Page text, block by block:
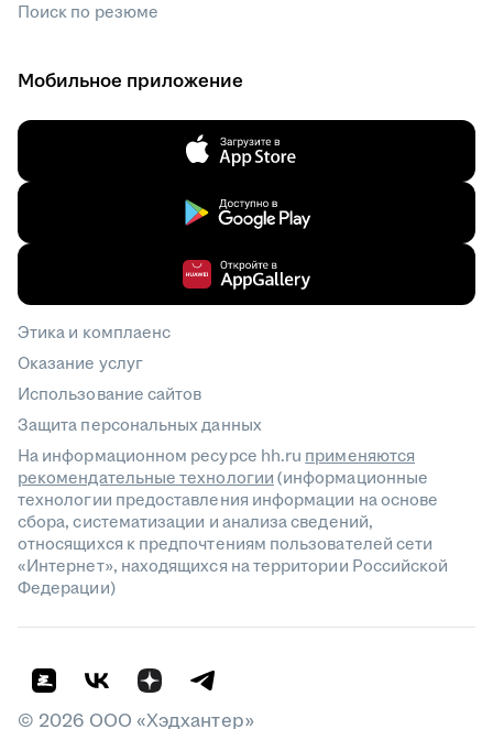
Поиск по резюме
Мобильное приложение
Этика и комплаенс
Оказание услуг
Использование сайтов
Защита персональных данных
На информационном ресурсе hh.ru применяются
рекомендательные технологии(информационные
технологии предоставления информации на основе
сбора, систематизации и анализа сведений,
относящихся к предпочтениям пользователей сети
«Интернет», находящихся на территории Российской
Федерации)
© 2026 ООО «Хэдхантер»